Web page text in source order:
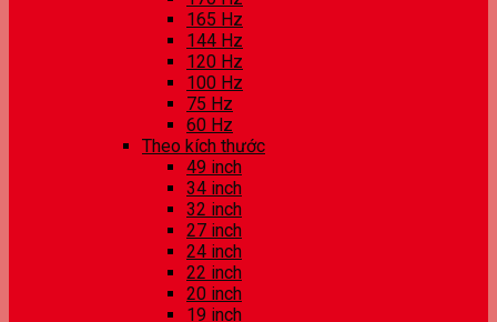
165 Hz
144 Hz
120 Hz
100 Hz
75 Hz
60 Hz
Theo kích thước
49 inch
34 inch
32 inch
27 inch
24 inch
22 inch
20 inch
19 inch